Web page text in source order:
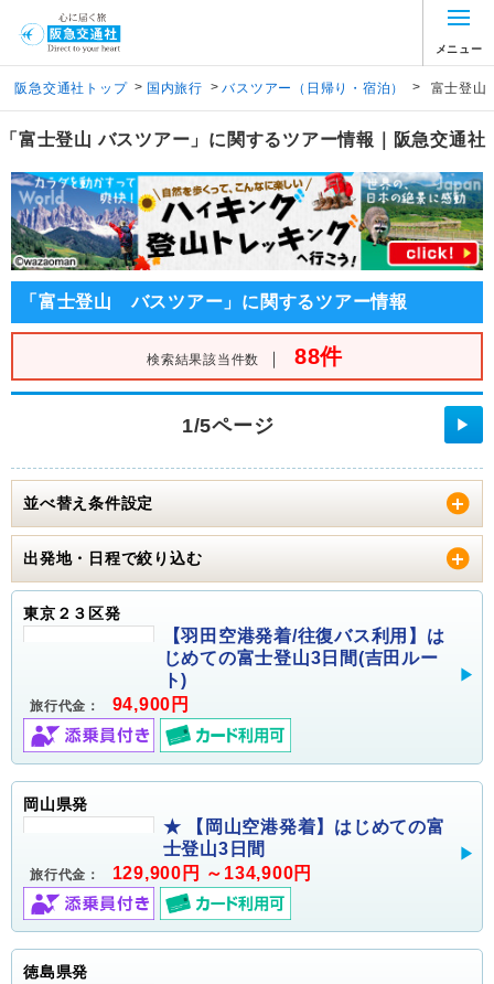
メニュー
阪急交通社トップ > 国内旅行 > バスツアー（日帰り・宿泊） > 富士登
「富士登山 バスツアー」に関するツアー情報｜阪急交通社
「富士登山 バスツアー」に関するツアー情報
検索結果該当件数 ｜ 88件
1/5ページ ▶
並べ替え条件設定
出発地・日程で絞り込む
東京２３区発
【羽田空港発着/往復バス利用】は
じめての富士登山3日間(吉田ルー
ト)
旅行代金： 94,900円
岡山県発
★ 【岡山空港発着】はじめての富
士登山3日間
旅行代金： 129,900円 ～134,900円
徳島県発